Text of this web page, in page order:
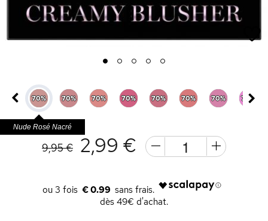
1 2 3 4 5
9,95 € 2,99 €
€ 0.99
dès 49€ d'achat.
Nude Rosé Nacré